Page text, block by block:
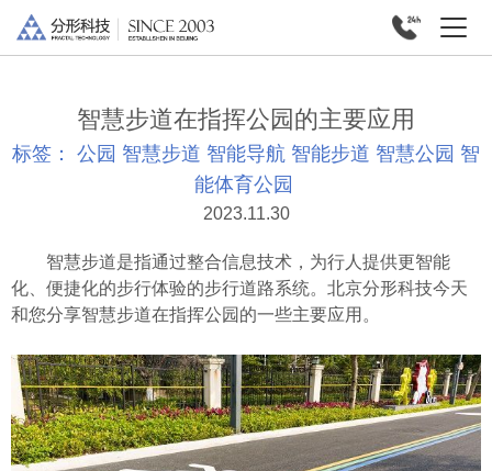
智慧步道在指挥公园的主要应用
标签： 公园 智慧步道 智能导航 智能步道 智慧公园 智
能体育公园
2023.11.30
智慧步道是指通过整合信息技术，为行人提供更智能
化、便捷化的步行体验的步行道路系统。北京分形科技今天
和您分享智慧步道在指挥公园的一些主要应用。